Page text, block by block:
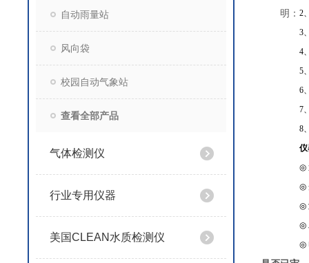
自动雨量站
风向袋
校园自动气象站
查看全部产品
气体检测仪
行业专用仪器
美国CLEAN水质检测仪
明： 2
3
4
5
6
7
8
◎
◎
◎
◎
◎